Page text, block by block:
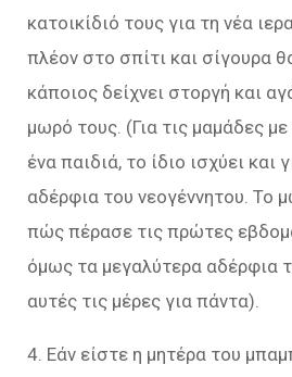
κατοικίδιό τους για τη νέα
πλέον στο σπίτι και σίγουρα
κάποιος δείχνει στοργή και
μωρό τους. (Για τις μαμάδες
ένα παιδιά, το ίδιο ισχύει και
αδέρφια του νεογέννητου. Το
πώς πέρασε τις πρώτες
όμως τα μεγαλύτερα αδέρφια
αυτές τις μέρες για πάντα).
4. Εάν είστε η μητέρα του